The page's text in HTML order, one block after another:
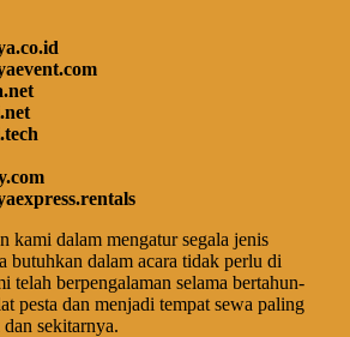
kami dalam mengatur segala jenis
butuhkan dalam acara tidak perlu di
telah berpengalaman selama bertahun-
pesta dan menjadi tempat sewa paling
sekitarnya.